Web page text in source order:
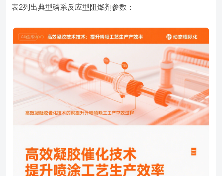
表2列出典型磷系反应型阻燃剂参数：